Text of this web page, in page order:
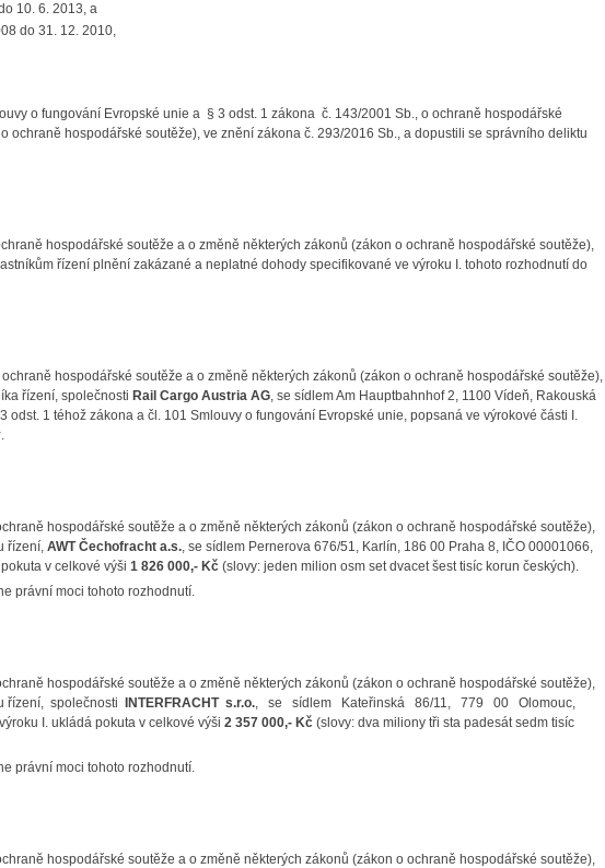
10. 6. 2013, a
do 31. 12. 2010,
o fungování Evropské unie a § 3 odst. 1 zákona č. 143/2001 Sb., o ochraně hospodářské
ochraně hospodářské soutěže), ve znění zákona č. 293/2016 Sb., a dopustili se správního deliktu
hospodářské soutěže a o změně některých zákonů (zákon o ochraně hospodářské soutěže),
řízení plnění zakázané a neplatné dohody specifikované ve výroku I. tohoto rozhodnutí do
hospodářské soutěže a o změně některých zákonů (zákon o ochraně hospodářské soutěže),
řízení, společnosti Rail Cargo Austria AG, se sídlem Am Hauptbahnhof 2, 1100 Vídeň, Rakouská
odst. 1 téhož zákona a čl. 101 Smlouvy o fungování Evropské unie, popsaná ve výrokové části I.
.
hospodářské soutěže a o změně některých zákonů (zákon o ochraně hospodářské soutěže),
řízení, AWT Čechofracht a.s., se sídlem Pernerova 676/51, Karlín, 186 00 Praha 8, IČO 00001066,
v celkové výši 1 826 000,- Kč (slovy: jeden milion osm set dvacet šest tisíc korun českých).
právní moci tohoto rozhodnutí.
hospodářské soutěže a o změně některých zákonů (zákon o ochraně hospodářské soutěže),
řízení, společnosti
INTERFRACHT s.r.o., se sídlem Kateřinská 86/11, 779 00 Olomouc,
I. ukládá pokuta v celkové výši 2 357 000,- Kč (slovy: dva miliony tři sta padesát sedm tisíc
právní moci tohoto rozhodnutí.
hospodářské soutěže a o změně některých zákonů (zákon o ochraně hospodářské soutěže),